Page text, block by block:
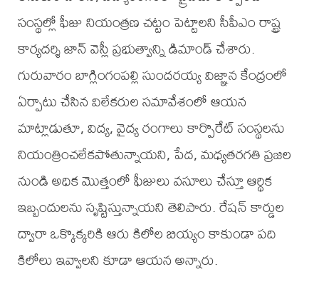
సంస్థల్లో ఫీజు నియంత్రణ చట్టం పెట్టాలని సీపీఎం రాష్ట్ర
కార్యదర్శి జాన్ వెస్లీ ప్రభుత్వాన్ని డిమాండ్ చేశారు.
గురువారం బాగ్లింగంపల్లి సుందరయ్య విజ్ఞాన కేంద్రంలో
ఏర్పాటు చేసిన విలేకరుల సమావేశంలో ఆయన
మాట్లాడుతూ, విద్య, వైద్య రంగాలు కార్పొరేట్ సంస్థలను
నియంత్రించలేకపోతున్నాయని, పేద, మధ్యతరగతి ప్రజల
నుండి అధిక మొత్తంలో ఫీజులు వసూలు చేస్తూ ఆర్థిక
ఇబ్బందులను సృష్టిస్తున్నాయని తెలిపారు. రేషన్ కార్డుల
ద్వారా ఒక్కొక్కరికి ఆరు కిలోల బియ్యం కాకుండా పది
కిలోలు ఇవ్వాలని కూడా ఆయన అన్నారు.